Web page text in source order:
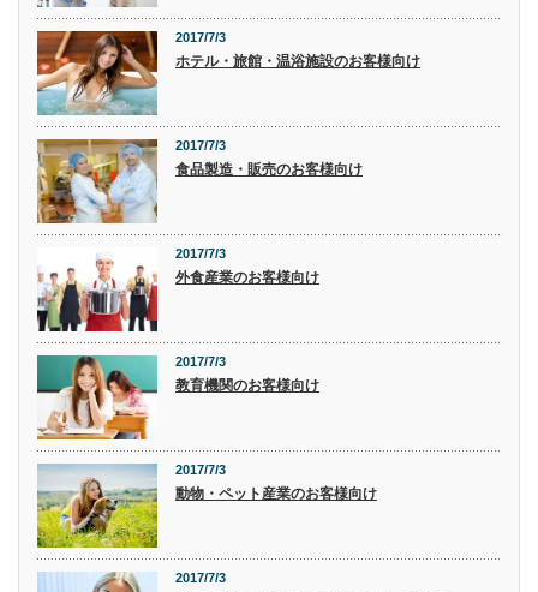
2017/7/3
ホテル・旅館・温浴施設のお客様向け
2017/7/3
食品製造・販売のお客様向け
2017/7/3
外食産業のお客様向け
2017/7/3
教育機関のお客様向け
2017/7/3
動物・ペット産業のお客様向け
2017/7/3